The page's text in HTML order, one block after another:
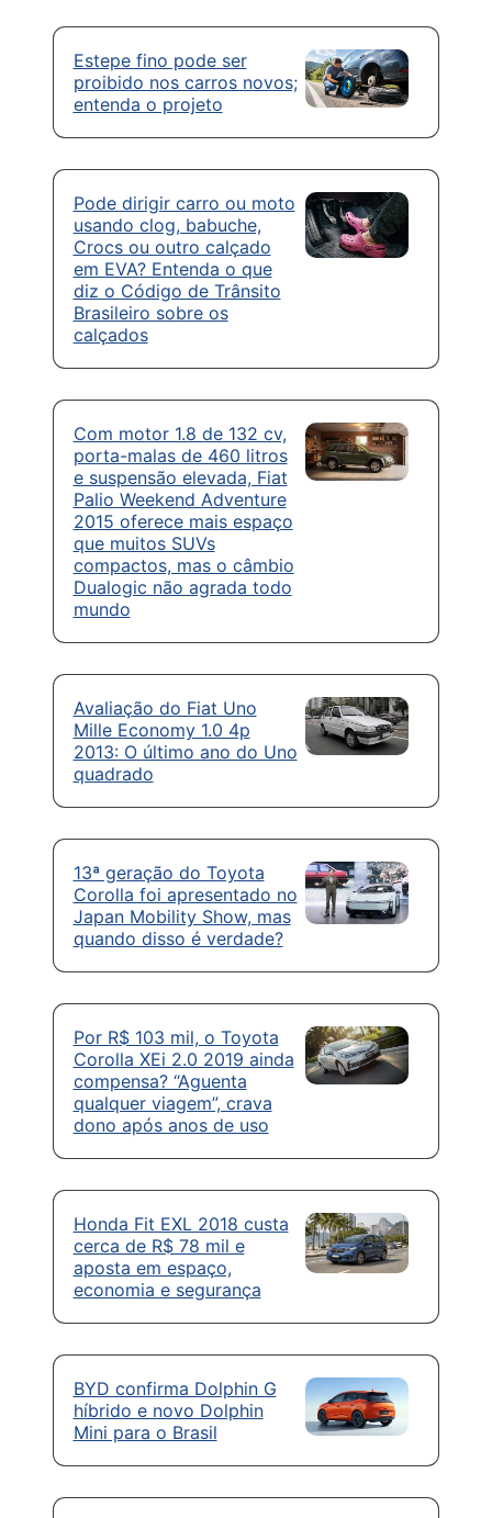
Estepe fino pode ser
proibido nos carros novos;
entenda o projeto
Pode dirigir carro ou moto
usando clog, babuche,
Crocs ou outro calçado
em EVA? Entenda o que
diz o Código de Trânsito
Brasileiro sobre os
calçados
Com motor 1.8 de 132 cv,
porta-malas de 460 litros
e suspensão elevada, Fiat
Palio Weekend Adventure
2015 oferece mais espaço
que muitos SUVs
compactos, mas o câmbio
Dualogic não agrada todo
mundo
Avaliação do Fiat Uno
Mille Economy 1.0 4p
2013: O último ano do Uno
quadrado
13ª geração do Toyota
Corolla foi apresentado no
Japan Mobility Show, mas
quando disso é verdade?
Por R$ 103 mil, o Toyota
Corolla XEi 2.0 2019 ainda
compensa? “Aguenta
qualquer viagem”, crava
dono após anos de uso
Honda Fit EXL 2018 custa
cerca de R$ 78 mil e
aposta em espaço,
economia e segurança
BYD confirma Dolphin G
híbrido e novo Dolphin
Mini para o Brasil